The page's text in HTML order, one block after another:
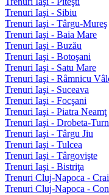
Trenuri Iaşi - Sibiu
Trenuri Iaşi - Târgu-Mureş
Trenuri Iaşi - Baia Mare
Trenuri Iaşi - Buzău
Trenuri Iaşi - Botoşani
Trenuri Iaşi - Satu Mare
Trenuri Iaşi - Râmnicu
Trenuri Iaşi - Suceava
Trenuri Iaşi - Focşani
Trenuri Iaşi - Piatra Neamţ
Trenuri Iaşi - Drobeta-
Trenuri Iaşi - Târgu Jiu
Trenuri Iaşi - Tulcea
Trenuri Iaşi - Târgovişte
Trenuri Iaşi - Bistriţa
Trenuri Cluj-Napoca -
Trenuri Cluj-Napoca -